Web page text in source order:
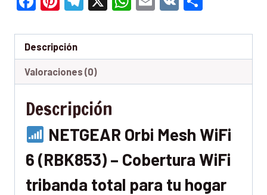
Descripción
Valoraciones (0)
Descripción
NETGEAR Orbi Mesh WiFi
6 (RBK853) – Cobertura WiFi
tribanda total para tu hogar